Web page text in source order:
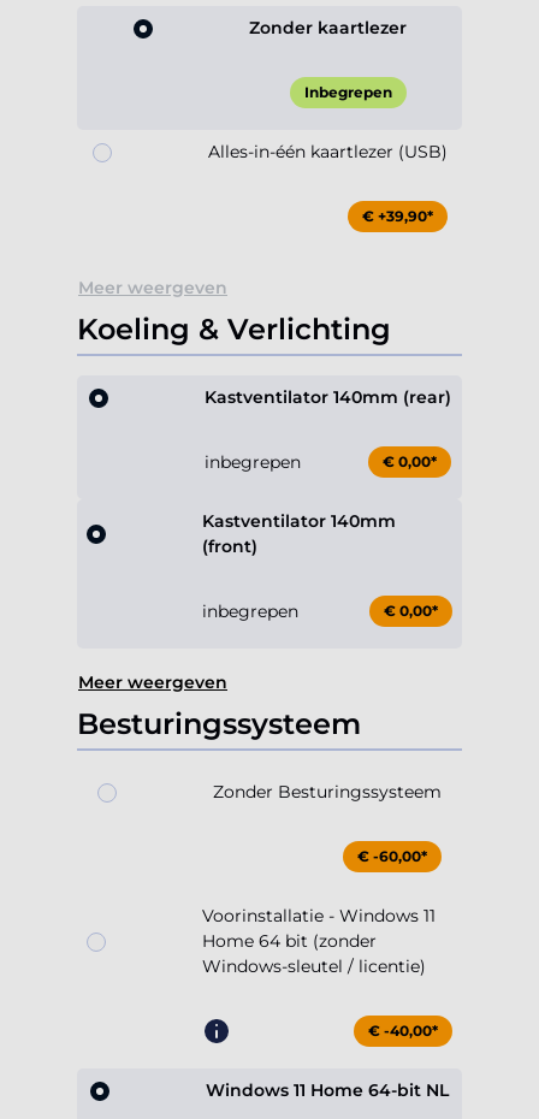
Zonder kaartlezer
Inbegrepen
Alles-in-één kaartlezer (USB)
€ +39,90*
Meer weergeven
Koeling & Verlichting
Kastventilator 140mm (rear)
inbegrepen € 0,00*
Kastventilator 140mm
(front)
inbegrepen € 0,00*
Meer weergeven
Besturingssysteem
Zonder Besturingssysteem
€ -60,00*
Voorinstallatie - Windows 11
Home 64 bit (zonder
Windows-sleutel / licentie)
€ -40,00*
Windows 11 Home 64-bit NL